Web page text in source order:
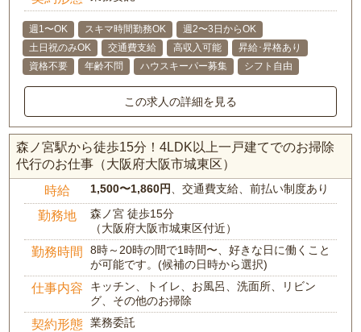
週1〜OK スキマ時間勤務OK
週2〜3日からOK
土日祝のみOK
交通費支給 高収入可能
昇給･昇格あり
資格不要
年齢不問 ハウスキーパー募集 シフト自由
この求人の詳細を見る
森ノ宮駅から徒歩15分！4LDK以上一戸建てでのお掃除
代行のお仕事（大阪府大阪市城東区）
時給 1,500〜1,860円 、交通費支給、前払い制度あり
勤務地
森ノ宮 徒歩15分
（大阪府大阪市城東区付近）
勤務時間
8時～20時の間で1時間〜、好きな日に働くこと
が可能です。(候補の日時から選択)
仕事内容
キッチン、トイレ、お風呂、洗面所、リビン
グ、その他のお掃除
契約形態 業務委託